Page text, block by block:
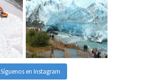
Síguenos en Instagram